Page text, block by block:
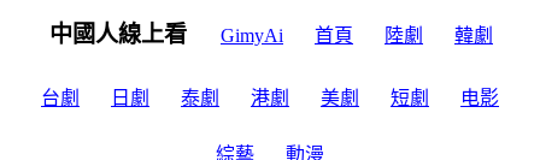
中國人線上看 GimyAi 首頁 陸劇 韓劇
台劇 日劇 泰劇 港劇 美劇 短劇 电影
綜藝 動漫